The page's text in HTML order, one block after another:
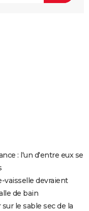
avant de voir le
avis... Tout sur
générique, bande-
bande-
t-il vraiment piloté
?
: l'un d'entre eux se
vaisselle devraient
de bain
le sable sec de la